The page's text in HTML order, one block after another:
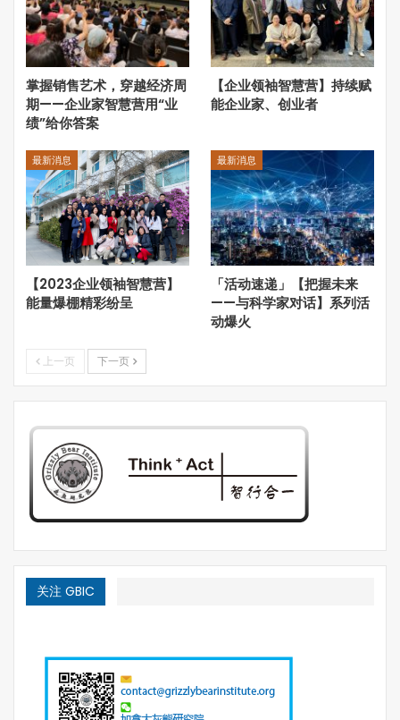
玛，本质上是一致的。它不仅成为企业管理的范式，甚至成
为社会组织的基本范式。
“设定工作目标——激励与协调员工努力——开发与支持人才
——积累和应用知识——积累和分配资源——构建融洽关系
——平衡与实现利益相关者的诉求”。——哈默现在企业遇到
的问题是员工越来越不好管了，因为他们选择的可能性大大
地增加了。以前脱离了组织的个体是非常难生存的，比如三
十年前的下海是非常需要勇气的，而今天这个协同程度大大
采取新的方式。众筹，尤其是中国式众筹，正是在给参与者
一个机会去体会如何跟一个协同者合作。你跟他之间没有雇
员关系，没有太紧密的关系，但是又比普通的消费者之间要
掌握销售艺术，穿越经济周
期——企业家智慧营用“业
绩”给你答案
【企业领袖智慧营】持续赋
能企业家、创业者
最新消息
【2023企业领袖智慧营】
能量爆棚精彩纷呈
最新消息
「活动速递」【把握未来
——与科学家对话】系列活
动爆火
上一页 下一页
关注 GBIC